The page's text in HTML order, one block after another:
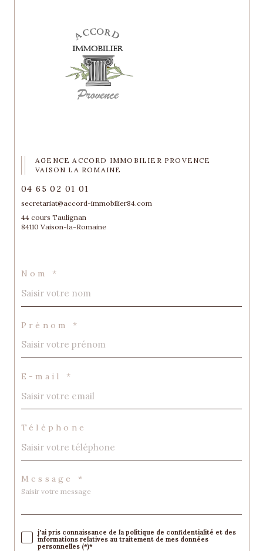
AGENCE ACCORD IMMOBILIER PROVENCE
VAISON LA ROMAINE
04 65 02 01 01
secretariat@accord-immobilier84.com
44 cours Taulignan
84110 Vaison-la-Romaine
Nom *
Prénom *
E-mail *
Téléphone
Message *
j'ai pris connaissance de la politique de confidentialité et des
informations relatives au traitement de mes données
personnelles (*)*